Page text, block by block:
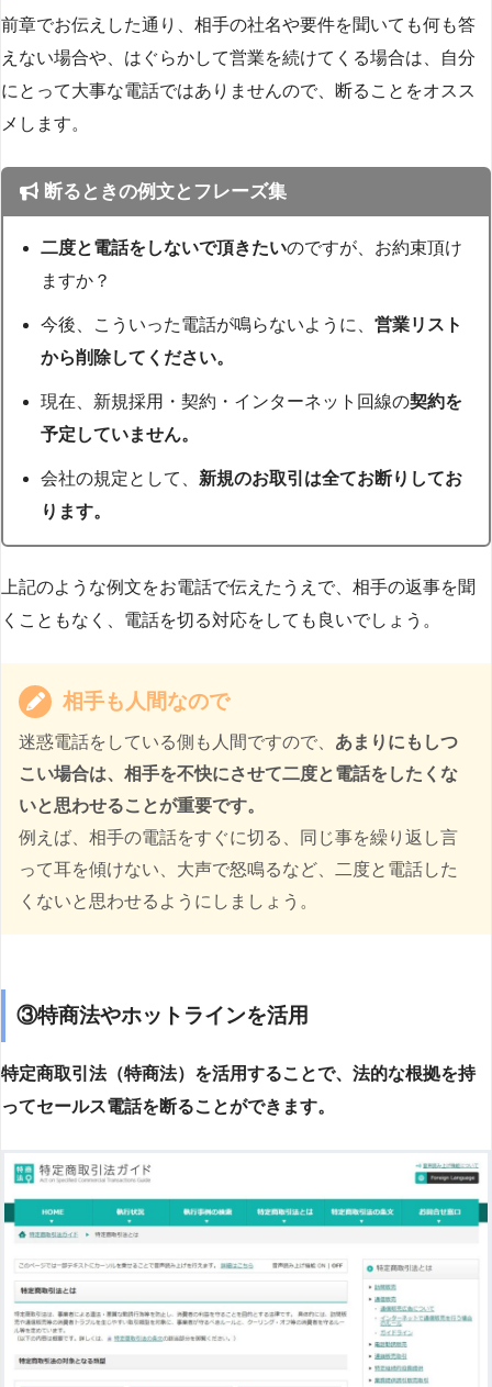
前章でお伝えした通り、相手の社名や要件を聞いても何も答
えない場合や、はぐらかして営業を続けてくる場合は、自分
にとって大事な電話ではありませんので、断ることをオスス
メします。
断るときの例文とフレーズ集
二度と電話をしないで頂きたいのですが、お約束頂け
ますか？
今後、こういった電話が鳴らないように、営業リスト
から削除してください。
現在、新規採用・契約・インターネット回線の契約を
予定していません。
会社の規定として、 新規のお取引は全てお断りしてお
ります。
上記のような例文をお電話で伝えたうえで、相手の返事を聞
くこともなく、電話を切る対応をしても良いでしょう。
相手も人間なので
迷惑電話をしている側も人間ですので、 あまりにもしつ
こい場合は、相手を不快にさせて二度と電話をしたくな
いと思わせることが重要です。
例えば、相手の電話をすぐに切る、同じ事を繰り返し言
って耳を傾けない、大声で怒鳴るなど、二度と電話した
くないと思わせるようにしましょう。
③特商法やホットラインを活用
特定商取引法（特商法）を活用することで、法的な根拠を持
ってセールス電話を断ることができます。